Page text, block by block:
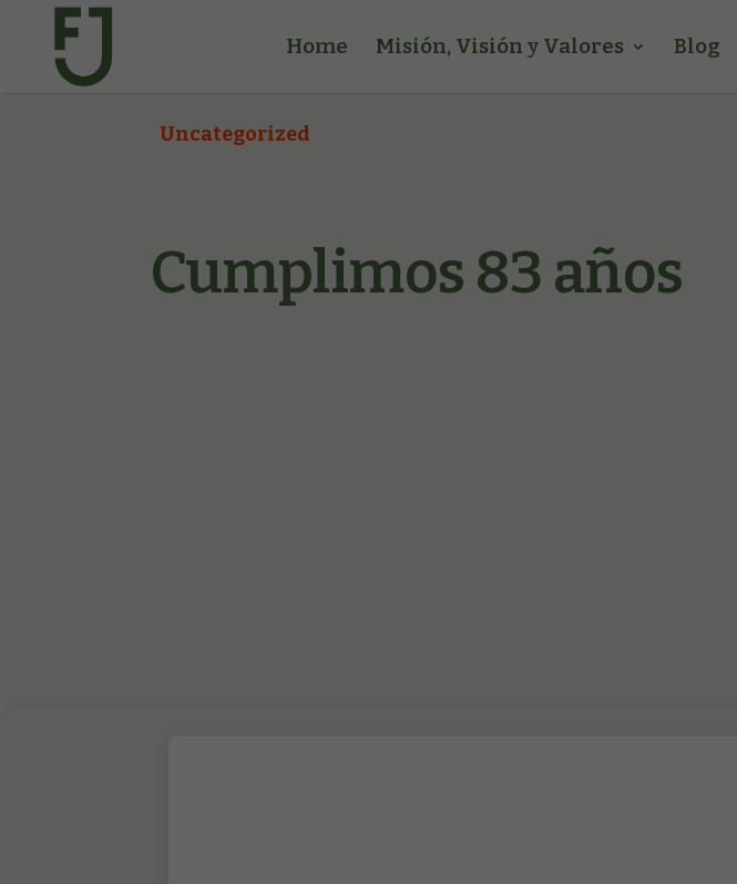
Home Misión, Visión y Valores Blog
Uncategorized
Cumplimos 83 años